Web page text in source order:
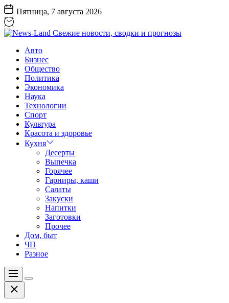
Перейти
к
содержанию
Пятница, 7 августа 2026
Land
Свежие
новости,
сводки
прогнозы
Авто
Бизнес
Общество
Политика
Экономика
Наука
Технологии
Спорт
Культура
Красота и здоровье
Кухня
Десерты
Выпечка
Горячее
Гарниры, каши
Салаты
Закуски
Напитки
Заготовки
Прочее
Дом, быт
ЧП
Разное
Меню
Цвет
Закрыть